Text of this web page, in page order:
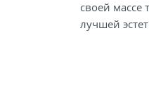
своей массе
лучшей